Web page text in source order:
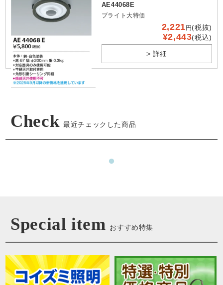
AE44068E
ブライト大特価
2,221 円 (税抜)
¥2,443(税込)
> 詳細
Check 最近チェックした商品
Special item おすすめ特集